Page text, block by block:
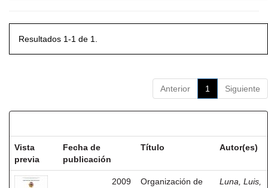
Resultados 1-1 de 1.
Anterior 1 Siguiente
Vista
previa
Fecha de
publicación
Título Autor(es)
2009
Organización de
Luna, Luis,